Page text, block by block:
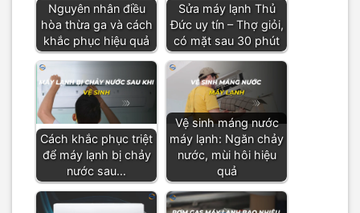
Nguyên nhân điều
hòa thừa ga và cách
khắc phục hiệu quả
Sửa máy lạnh Thủ
Đức uy tín – Thợ giỏi,
có mặt sau 30 phút
Cách khắc phục triệt
để máy lạnh bị chảy
nước sau…
Vệ sinh máng nước
máy lạnh: Ngăn chảy
nước, mùi hôi hiệu
quả